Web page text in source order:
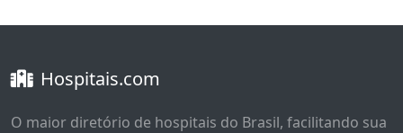
Hospitais.com
O maior diretório de hospitais do Brasil, facilitando sua